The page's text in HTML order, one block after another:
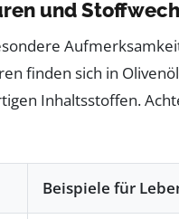
und
finden sich in
Inhaltsstoffen.
Beispiele für